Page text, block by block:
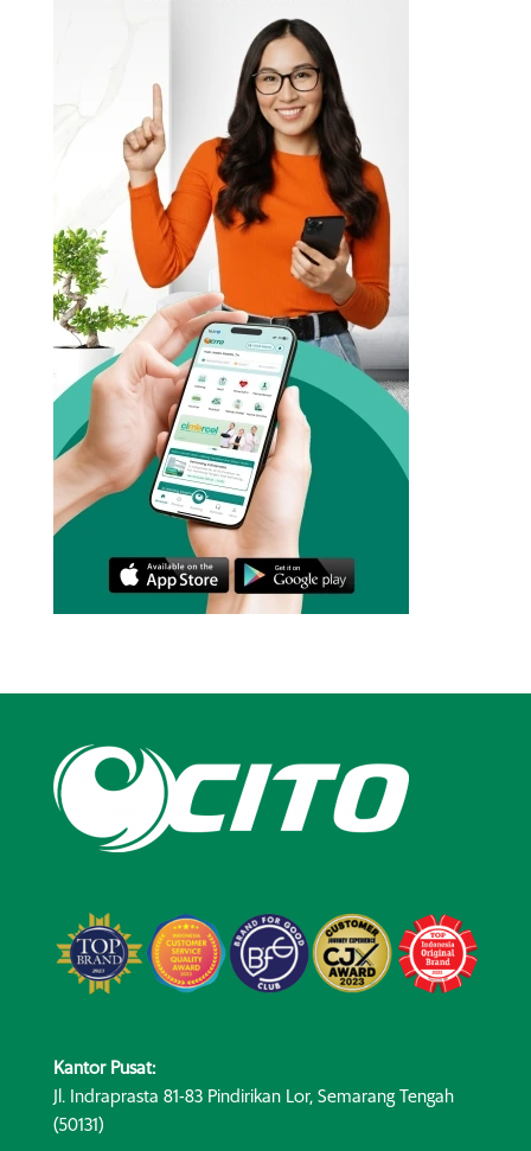
Kantor Pusat:
Jl. Indraprasta 81-83 Pindirikan Lor, Semarang Tengah
(50131)